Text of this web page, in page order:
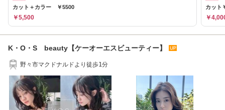
カット＋カラー ￥5500
￥5,500
カット
￥
K・O・S beauty【ケーオーエスビューティー】
野々市マクドナルドより徒歩1分